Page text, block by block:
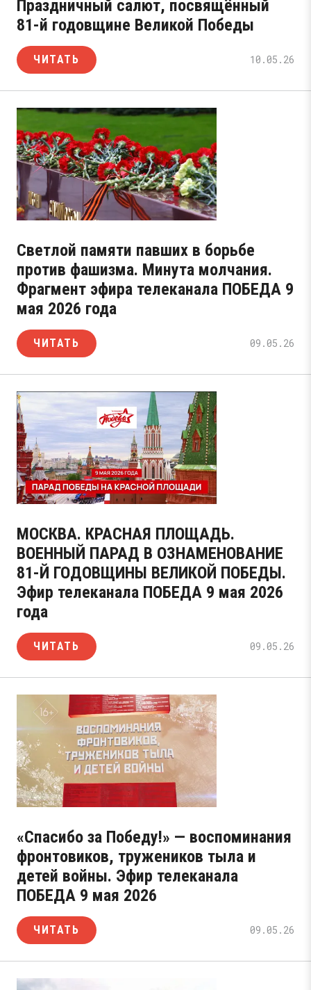
Праздничный салют, посвящённый
81-й годовщине Великой Победы
ЧИТАТЬ 10.05.26
Светлой памяти павших в борьбе
против фашизма. Минута молчания.
Фрагмент эфира телеканала ПОБЕДА 9
мая 2026 года
ЧИТАТЬ 09.05.26
МОСКВА. КРАСНАЯ ПЛОЩАДЬ.
ВОЕННЫЙ ПАРАД В ОЗНАМЕНОВАНИЕ
81-Й ГОДОВЩИНЫ ВЕЛИКОЙ ПОБЕДЫ.
Эфир телеканала ПОБЕДА 9 мая 2026
года
ЧИТАТЬ 09.05.26
«Спасибо за Победу!» — воспоминания
фронтовиков, тружеников тыла и
детей войны. Эфир телеканала
ПОБЕДА 9 мая 2026
ЧИТАТЬ 09.05.26